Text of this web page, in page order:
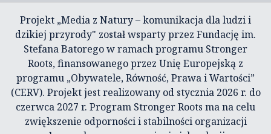
Projekt „Media z Natury – komunikacja dla ludzi i
dzikiej przyrody" został wsparty przez Fundację im.
Stefana Batorego w ramach programu Stronger
Roots, finansowanego przez Unię Europejską z
programu „Obywatele, Równość, Prawa i Wartości”
(CERV). Projekt jest realizowany od stycznia 2026 r. do
czerwca 2027 r. Program Stronger Roots ma na celu
zwiększenie odporności i stabilności organizacji